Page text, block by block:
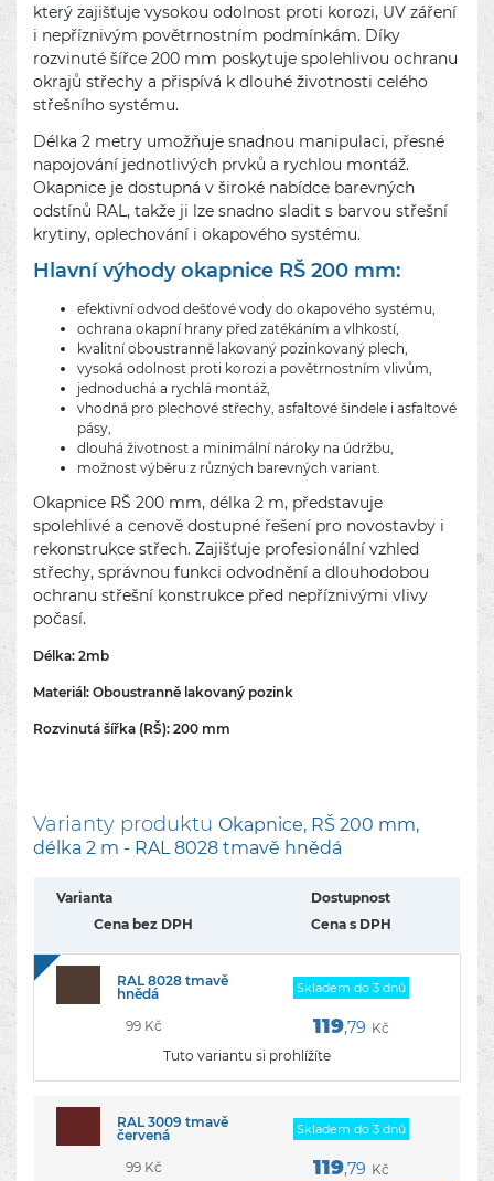
který zajišťuje vysokou odolnost proti korozi, UV záření
i nepříznivým povětrnostním podmínkám. Díky
rozvinuté šířce 200 mm poskytuje spolehlivou ochranu
okrajů střechy a přispívá k dlouhé životnosti celého
střešního systému.
Délka 2 metry umožňuje snadnou manipulaci, přesné
napojování jednotlivých prvků a rychlou montáž.
Okapnice je dostupná v široké nabídce barevných
odstínů RAL, takže ji lze snadno sladit s barvou střešní
krytiny, oplechování i okapového systému.
Hlavní výhody okapnice RŠ 200 mm:
efektivní odvod dešťové vody do okapového systému,
ochrana okapní hrany před zatékáním a vlhkostí,
kvalitní oboustranně lakovaný pozinkovaný plech,
vysoká odolnost proti korozi a povětrnostním vlivům,
jednoduchá a rychlá montáž,
vhodná pro plechové střechy, asfaltové šindele i asfaltové
pásy,
dlouhá životnost a minimální nároky na údržbu,
možnost výběru z různých barevných variant.
Okapnice RŠ 200 mm, délka 2 m, představuje
spolehlivé a cenově dostupné řešení pro novostavby i
rekonstrukce střech. Zajišťuje profesionální vzhled
střechy, správnou funkci odvodnění a dlouhodobou
ochranu střešní konstrukce před nepříznivými vlivy
počasí.
Délka: 2mb
Materiál: Oboustranně lakovaný pozink
Rozvinutá šířka (RŠ): 200 mm
Varianty produktu Okapnice, RŠ 200 mm,
délka 2 m - RAL 8028 tmavě hnědá
Varianta
Dostupnost
Cena bez DPH
Cena s DPH
RAL 8028 tmavě
hnědá
Skladem do 3 dnů
99 Kč 119,79 Kč
Tuto variantu si prohlížíte
RAL 3009 tmavě
červená
Skladem do 3 dnů
99 Kč 119,79 Kč